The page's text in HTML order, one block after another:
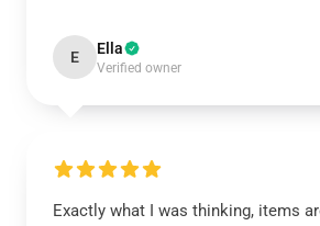
E Ella
Verified owner
Exactly what I was thinking, items